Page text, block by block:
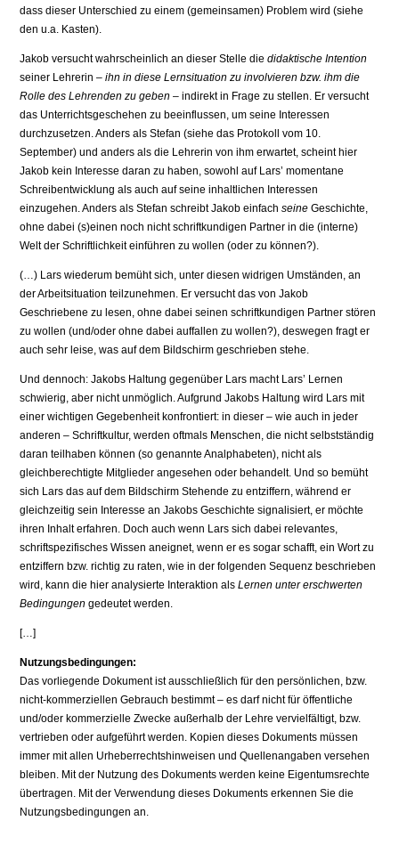
dass dieser Unterschied zu einem (gemeinsamen) Problem wird (siehe
den u.a. Kasten).
Jakob versucht wahrscheinlich an dieser Stelle diedidaktische Intention
seiner Lehrerin –ihn in diese Lernsituation zu involvieren bzw. ihm die
Rolle des Lehrenden zu geben– indirekt in Frage zu stellen. Er versucht
das Unterrichtsgeschehen zu beeinflussen, um seine Interessen
durchzusetzen. Anders als Stefan (siehe das Protokoll vom 10.
September) und anders als die Lehrerin von ihm erwartet, scheint hier
Jakob kein Interesse daran zu haben, sowohl auf Lars’ momentane
Schreibentwicklung als auch auf seine inhaltlichen Interessen
einzugehen. Anders als Stefan schreibt Jakob einfachseineGeschichte,
ohne dabei (s)einen noch nicht schriftkundigen Partner in die (interne)
Welt der Schriftlichkeit einführen zu wollen (oder zu können?).
(…) Lars wiederum bemüht sich, unter diesen widrigen Umständen, an
der Arbeitsituation teilzunehmen. Er versucht das von Jakob
Geschriebene zu lesen, ohne dabei seinen schriftkundigen Partner stören
zu wollen (und/oder ohne dabei auffallen zu wollen?), deswegen fragt er
auch sehr leise, was auf dem Bildschirm geschrieben stehe.
Und dennoch: Jakobs Haltung gegenüber Lars macht Lars’ Lernen
schwierig, aber nicht unmöglich. Aufgrund Jakobs Haltung wird Lars mit
einer wichtigen Gegebenheit konfrontiert: in dieser – wie auch in jeder
anderen – Schriftkultur, werden oftmals Menschen, die nicht selbstständig
daran teilhaben können (so genannte Analphabeten), nicht als
gleichberechtigte Mitglieder angesehen oder behandelt. Und so bemüht
sich Lars das auf dem Bildschirm Stehende zu entziffern, während er
gleichzeitig sein Interesse an Jakobs Geschichte signalisiert, er möchte
ihren Inhalt erfahren. Doch auch wenn Lars sich dabei relevantes,
schriftspezifisches Wissen aneignet, wenn er es sogar schafft, ein Wort zu
entziffern bzw. richtig zu raten, wie in der folgenden Sequenz beschrieben
wird, kann die hier analysierte Interaktion alsLernen unter erschwerten
Bedingungengedeutet werden.
[…]
Nutzungsbedingungen:
Das vorliegende Dokument ist ausschließlich für den persönlichen, bzw.
nicht-kommerziellen Gebrauch bestimmt – es darf nicht für öffentliche
und/oder kommerzielle Zwecke außerhalb der Lehre vervielfältigt, bzw.
vertrieben oder aufgeführt werden. Kopien dieses Dokuments müssen
immer mit allen Urheberrechtshinweisen und Quellenangaben versehen
bleiben. Mit der Nutzung des Dokuments werden keine Eigentumsrechte
übertragen. Mit der Verwendung dieses Dokuments erkennen Sie die
Nutzungsbedingungen an.